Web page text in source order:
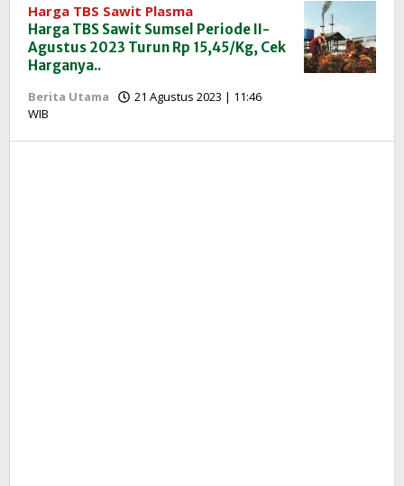
Harga TBS Sawit Plasma
Harga TBS Sawit Sumsel Periode II-
Agustus 2023 Turun Rp 15,45/Kg, Cek
Harganya..
Berita Utama
21 Agustus 2023 | 11:46
WIB
InfoSAWIT